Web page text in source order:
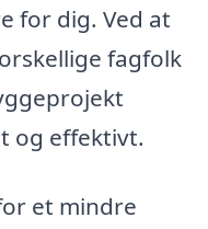
for dig. Ved at
fagfolk
og effektivt.
et mindre